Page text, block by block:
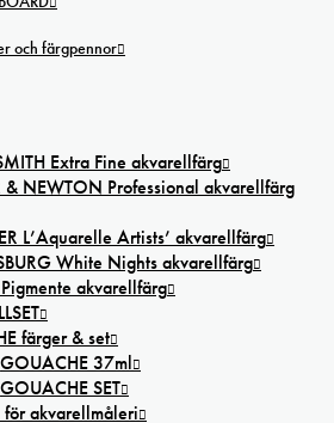
och färgpennor
Extra Fine akvarellfärg
NEWTON Professional akvarellfärg
L’Aquarelle Artists’ akvarellfärg
White Nights akvarellfärg
akvarellfärg
färger & set
GOUACHE 37ml
GOUACHE SET
akvarellmåleri